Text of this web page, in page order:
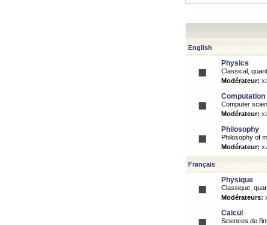
English
Physics
Classical,
Modérateur:
Computation
Computer
Modérateur:
Philosophy
Philosophy of
Modérateur:
Français
Physique
Classique,
Modérateurs:
Calcul
Sciences de